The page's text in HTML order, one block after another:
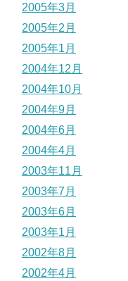
2005年3月
2005年2月
2005年1月
2004年12月
2004年10月
2004年9月
2004年6月
2004年4月
2003年11月
2003年7月
2003年6月
2003年1月
2002年8月
2002年4月